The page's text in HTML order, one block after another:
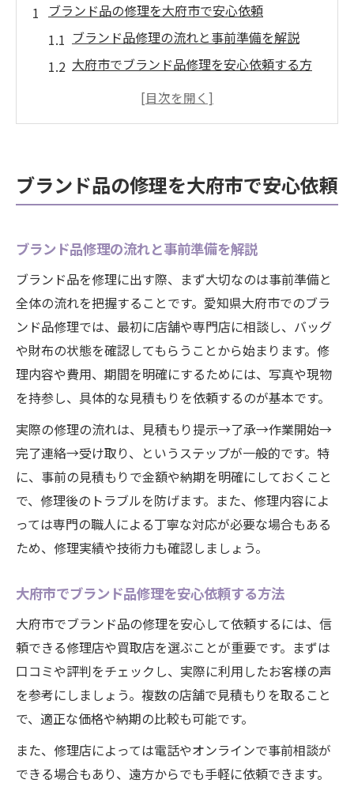
ブランド品の修理を大府市で安心依頼
ブランド品修理の流れと事前準備を解説
大府市でブランド品修理を安心依頼する方
信頼できるブランド品修理店選びの基準
大府市ブランド品修理店の特徴を比較解説
ブランド品修理で選ばれる大府市の理由
大府市のブランド品修理対応アイテム一覧
ブランド品修理の地域特有の傾向と選び方
修理サービスと買取を両立する活用術
ブランド品修理を事前見積もりで賢く選ぶ方法
事前見積もりでブランド品修理費用を把握
ブランド品修理の見積もり依頼時のコツ
画像添付見積もりサービスの活用ポイント
ブランド品修理と買取の同時見積もり活用
修理内容ごとの費用相場と見積もり例
大切なブランドバッグが修理で蘇る理由とは
ブランド品修理後に得られる満足感の理由
ブランドバッグ修理が長持ちの秘訣になる
訳
修理技術でブランド品の資産価値を守る
ブランド品修理で思い出を次世代へ継承
修理費用や期間の不安を解消するポイント
ブランド品修理の費用相場と納期目安を解
説
ブランド品の修理を大府市で安心依頼
ブランド品修理の流れと事前準備を解説
ブランド品を修理に出す際、まず大切なのは事前準備と
全体の流れを把握することです。愛知県大府市でのブラ
ンド品修理では、最初に店舗や専門店に相談し、バッグ
や財布の状態を確認してもらうことから始まります。修
理内容や費用、期間を明確にするためには、写真や現物
を持参し、具体的な見積もりを依頼するのが基本です。
実際の修理の流れは、見積もり提示→了承→作業開始→
完了連絡→受け取り、というステップが一般的です。特
に、事前の見積もりで金額や納期を明確にしておくこと
で、修理後のトラブルを防げます。また、修理内容によ
っては専門の職人による丁寧な対応が必要な場合もある
ため、修理実績や技術力も確認しましょう。
大府市でブランド品修理を安心依頼する方法
大府市でブランド品の修理を安心して依頼するには、信
頼できる修理店や買取店を選ぶことが重要です。まずは
口コミや評判をチェックし、実際に利用したお客様の声
を参考にしましょう。複数の店舗で見積もりを取ること
で、適正な価格や納期の比較も可能です。
また、修理店によっては電話やオンラインで事前相談が
できる場合もあり、遠方からでも手軽に依頼できます。